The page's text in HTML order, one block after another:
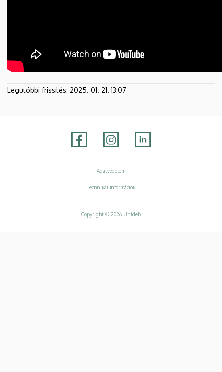
Legutóbbi frissítés: 2025. 01. 21. 13:07
Adatvédelem
Technikai információk
Copyright © 2026 Unideb